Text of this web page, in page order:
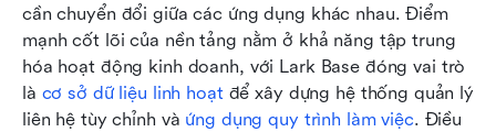
cần chuyển đổi giữa các ứng dụng khác nhau. Điểm
mạnh cốt lõi của nền tảng nằm ở khả năng tập trung
hóa hoạt động kinh doanh, với Lark Base đóng vai trò
là cơ sở dữ liệu linh hoạt để xây dựng hệ thống quản lý
liên hệ tùy chỉnh và ứng dụng quy trình làm việc. Điều